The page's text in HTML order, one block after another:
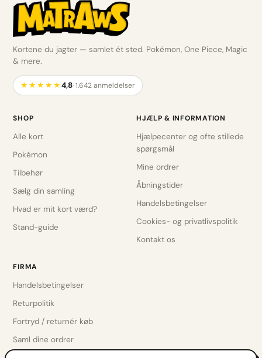
Kortene du jagter — samlet ét sted. Pokémon, One Piece, Magic
& mere.
★★★★★4,8· 1.642 anmeldelser
SHOP
Alle kort
Pokémon
Tilbehør
Sælg din samling
Hvad er mit kort værd?
Stand-guide
HJÆLP & INFORMATION
Hjælpecenter og ofte stillede
spørgsmål
Mine ordrer
Åbningstider
Handelsbetingelser
Cookies- og privatlivspolitik
Kontakt os
FIRMA
Handelsbetingelser
Returpolitik
Fortryd / returnér køb
Saml dine ordrer